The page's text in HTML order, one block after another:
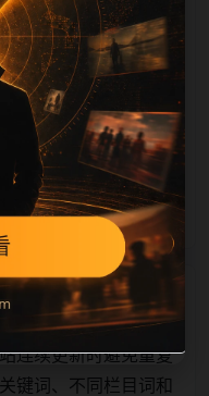
入口，保证重
内。正文维护时可按
是否稳定、同栏目还
图片和摘要是否一
、description、
荐链接，确保页面既
连续更新时避免重复
键词、不同栏目词和